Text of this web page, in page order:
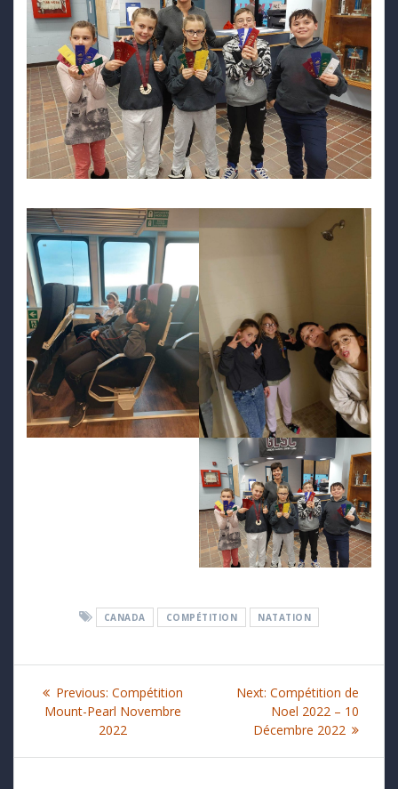
CANADA COMPÉTITION NATATION
Navigation
l’article
Previous: Previous
post:
Compétition
Mount-Pearl Novembre
2022
Next: Next
post:
Compétition de
Noel 2022 – 10
Décembre 2022